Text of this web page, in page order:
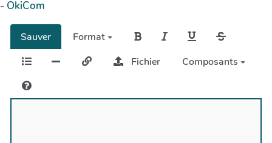
- OkiCom
Sauver
Format
Fichier
Composants